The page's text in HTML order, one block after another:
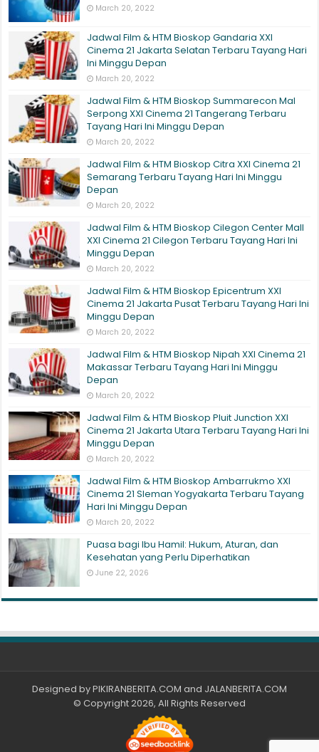
March 20, 2022
Jadwal Film & HTM Bioskop Gandaria XXI
Cinema 21 Jakarta Selatan Terbaru Tayang Hari
Ini Minggu Depan
March 20, 2022
Jadwal Film & HTM Bioskop Summarecon Mal
Serpong XXI Cinema 21 Tangerang Terbaru
Tayang Hari Ini Minggu Depan
March 20, 2022
Jadwal Film & HTM Bioskop Citra XXI Cinema 21
Semarang Terbaru Tayang Hari Ini Minggu
Depan
March 20, 2022
Jadwal Film & HTM Bioskop Cilegon Center Mall
XXI Cinema 21 Cilegon Terbaru Tayang Hari Ini
Minggu Depan
March 20, 2022
Jadwal Film & HTM Bioskop Epicentrum XXI
Cinema 21 Jakarta Pusat Terbaru Tayang Hari Ini
Minggu Depan
March 20, 2022
Jadwal Film & HTM Bioskop Nipah XXI Cinema 21
Makassar Terbaru Tayang Hari Ini Minggu
Depan
March 20, 2022
Jadwal Film & HTM Bioskop Pluit Junction XXI
Cinema 21 Jakarta Utara Terbaru Tayang Hari Ini
Minggu Depan
March 20, 2022
Jadwal Film & HTM Bioskop Ambarrukmo XXI
Cinema 21 Sleman Yogyakarta Terbaru Tayang
Hari Ini Minggu Depan
March 20, 2022
Puasa bagi Ibu Hamil: Hukum, Aturan, dan
Kesehatan yang Perlu Diperhatikan
June 22, 2026
Designed byPIKIRANBERITA.COM and JALANBERITA.COM
© Copyright 2026, All Rights Reserved